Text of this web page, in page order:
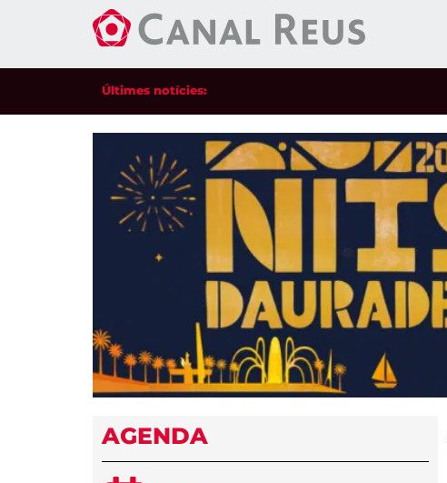
Últimes notícies:
AGENDA